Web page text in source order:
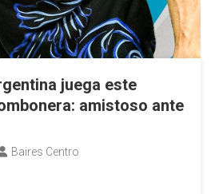
juega este
amistoso ante
Baires Centro